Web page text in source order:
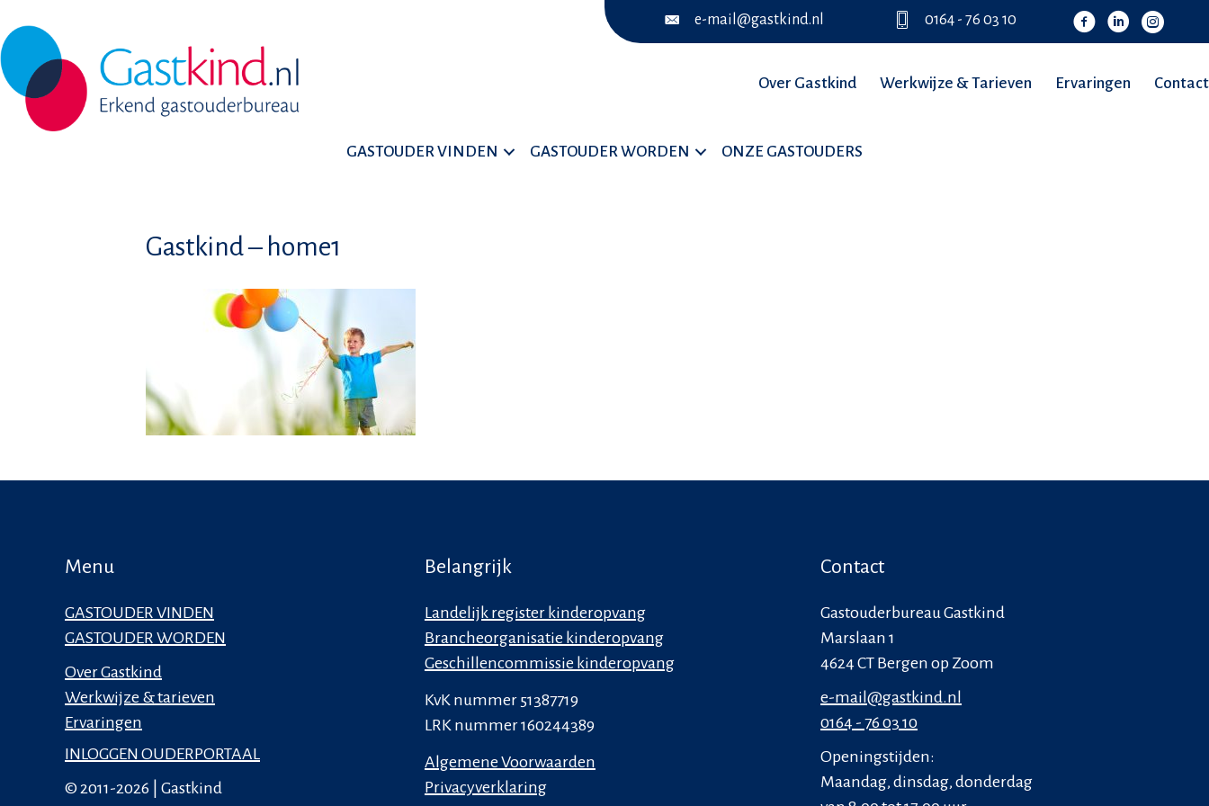
e-mail@gastkind.nl 0164 - 76 03 10
Over Gastkind Werkwijze & Tarieven Ervaringen Contact
GASTOUDER VINDEN GASTOUDER WORDEN ONZE GASTOUDERS
Gastkind – home1
Menu
GASTOUDER VINDEN
GASTOUDER WORDEN
Over Gastkind
Werkwijze & tarieven
Ervaringen
INLOGGEN OUDERPORTAAL
© 2011-2026 | Gastkind
Belangrijk
Landelijk register kinderopvang
Brancheorganisatie kinderopvang
Geschillencommissie kinderopvang
KvK nummer 51387719
LRK nummer 160244389
Algemene Voorwaarden
Privacyverklaring
Contact
Gastouderbureau Gastkind
Marslaan 1
4624 CT Bergen op Zoom
e-mail@gastkind.nl
0164 - 76 03 10
Openingstijden:
Maandag, dinsdag, donderdag